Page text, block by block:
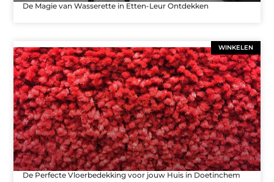
De Magie van Wasserette in Etten-Leur Ontdekken
WINKELEN
De Perfecte Vloerbedekking voor jouw Huis in Doetinchem